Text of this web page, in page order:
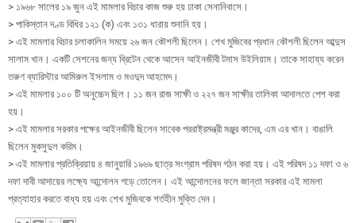
> ১৯৬৮ সালের ১৯ জুন এই মামলার বিচার কাজ শুরু হয় ঢাকা সেনানিবাসে।
> পাকিস্তান দণ্ড বিধির ১২১ (ক) এবং ১৩১ ধারায় শুনানি হয়।
> এই মামলার বিচার চলাকালিন সময়ে ২৬ জন কৌশলী ছিলেন। শেখ মুজিবের প্রধান কৌশলী ছিলেন আব্দুস
সালাম খান। একটি সেশনের জন্য ব্রিটেন থেকে আসেন আইনজীবী টমাস উইলিয়াম। তাকে সাহায্য করেন
তরুণ ব্যারিস্টার আমিরুল ইসলাম ও মওদুদ আহমেদ।
> এই মামলার ১০০ টি অনুচ্চেদ ছিল। ১১ জন রাজ সাক্ষী ও ২২৭ জন সাক্ষীর তালিকা আদালতে পেশ করা
হয়।
> এই মামলার সরকার পক্ষের আইনজীবী ছিলেন সাবেক পররাষ্ট্রমন্ত্রী মঞ্জুর কাদের, এম এর খান। বাঙালি
ছিলেন মুকসুদুল করিম।
> এই মামলার প্রতিক্রিয়ায় ৪ জানুয়ারি ১৯৬৯ ছাত্র সংগ্রাম পরিষদ গঠন করা হয়। এই পরিষদ ১১ দফা ও ৬
দফা দাবী আদায়ের লক্ষ্যে আন্দোলন গড়ে তোলেন। এই আন্দোলনের ফলে জান্তা সরকার এই মামলা
প্রত্যাহার করতে বাধ্য হয় এবং শেখ মুজিবকে শর্তহীন মুক্তি দেন।